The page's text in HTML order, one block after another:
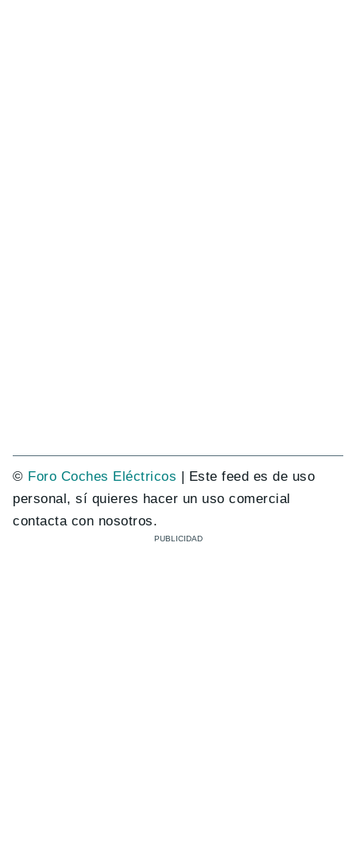
© Foro Coches Eléctricos | Este feed es de uso
personal, sí quieres hacer un uso comercial
contacta con nosotros.